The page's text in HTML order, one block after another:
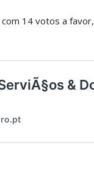
14 votos a